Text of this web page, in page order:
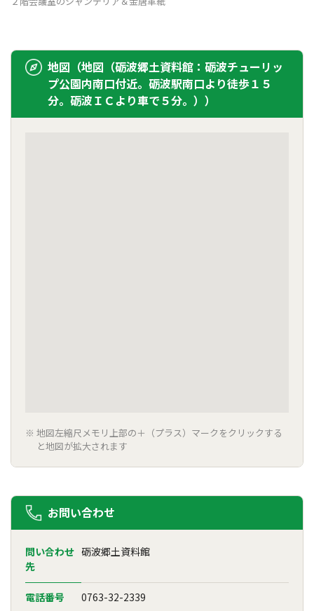
地図（地図（砺波郷土資料館：砺波チューリッ
プ公園内南口付近。砺波駅南口より徒歩１５
分。砺波ＩＣより車で５分。））
地図左縮尺メモリ上部の＋（プラス）マークをクリックする
と地図が拡大されます
お問い合わせ
問い合わせ
先
砺波郷土資料館
電話番号 0763-32-2339